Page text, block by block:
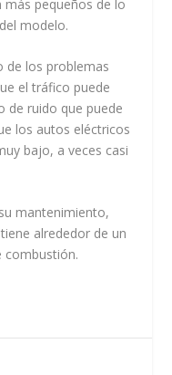
pequeños de lo
modelo.
de los problemas
el tráfico puede
de ruido que puede
los autos eléctricos
bajo, a veces casi
mantenimiento,
alrededor de un
combustión.